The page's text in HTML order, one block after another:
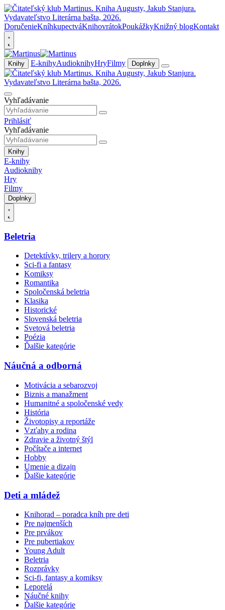
DoručenieKníhkupectváKnihovrátokPoukážkyKnižný blogKontakt
Knihy E-knihyAudioknihyHryFilmy Doplnky
Vyhľadávanie
Prihlásiť
Vyhľadávanie
Knihy
E-knihy
Audioknihy
Hry
Filmy
Doplnky
Beletria
Detektívky, trilery a horory
Sci-fi a fantasy
Komiksy
Romantika
Spoločenská beletria
Klasika
Historické
Slovenská beletria
Svetová beletria
Poézia
Ďalšie kategórie
Náučná a odborná
Motivácia a sebarozvoj
Biznis a manažment
Humanitné a spoločenské vedy
História
Životopisy a reportáže
Vzťahy a rodina
Zdravie a životný štýl
Počítače a internet
Hobby
Umenie a dizajn
Ďalšie kategórie
Deti a mládež
Knihorad – poradca kníh pre deti
Pre najmenších
Pre prvákov
Pre pubertiakov
Young Adult
Beletria
Rozprávky
Sci-fi, fantasy a komiksy
Leporelá
Náučné knihy
Ďalšie kategórie